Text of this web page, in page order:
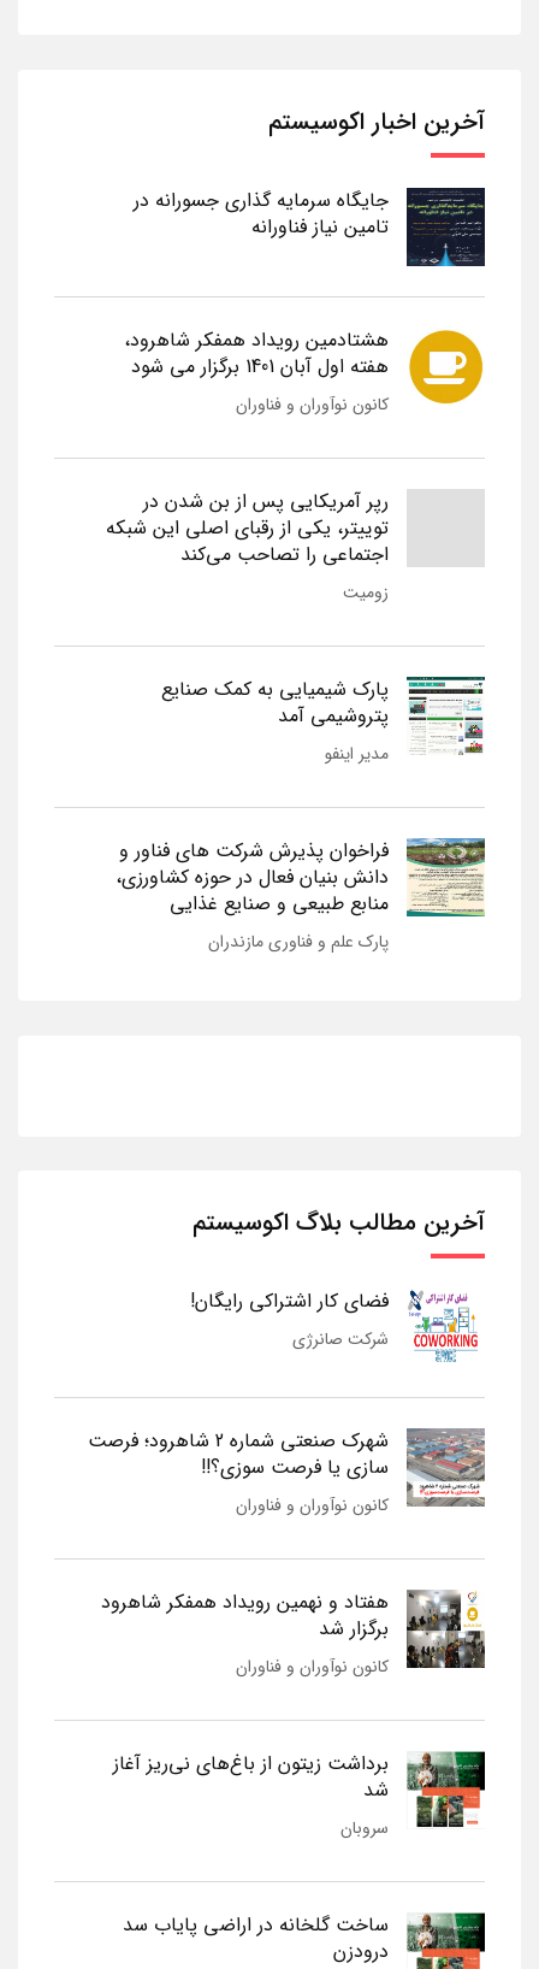
آخرین اخبار اکوسیستم
جایگاه سرمایه گذاری جسورانه در
تامین نیاز فناورانه
هشتادمین رویداد همفکر شاهرود،
هفته اول آبان 1401 برگزار می شود
کانون نوآوران و فناوران
رپر آمریکایی پس از بن شدن در
توییتر، یکی از رقبای اصلی این شبکه
اجتماعی را تصاحب می‌کند
زومیت
پارک شیمیایی به کمک صنایع
پتروشیمی آمد
مدیر اینفو
فراخوان پذیرش شرکت های فناور و
دانش بنیان فعال در حوزه کشاورزی،
منابع طبیعی و صنایع غذایی
پارک علم و فناوری مازندران
آخرین مطالب بلاگ اکوسیستم
فضای کار اشتراکی رایگان!
شرکت صانرژی
شهرک صنعتی شماره 2 شاهرود؛ فرصت
سازی یا فرصت سوزی؟!!
کانون نوآوران و فناوران
هفتاد و نهمین رویداد همفکر شاهرود
برگزار شد
کانون نوآوران و فناوران
برداشت زیتون از باغ‌های نی‌ریز آغاز
شد
سروبان
ساخت گلخانه در اراضی پایاب سد
درودزن